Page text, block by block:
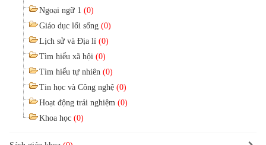
Ngoại ngữ 1 (0)
Giáo dục lối sống (0)
Lịch sử và Địa lí (0)
Tìm hiểu xã hội (0)
Tìm hiểu tự nhiên (0)
Tin học và Công nghệ (0)
Hoạt động trải nghiệm (0)
Khoa học (0)